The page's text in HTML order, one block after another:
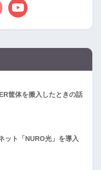
筐体を搬入したときの話
ット「NURO光」を導入